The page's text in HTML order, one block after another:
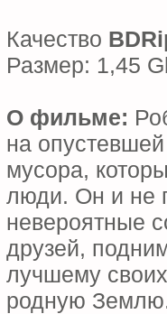
Качество
Размер: 1,45
О фильме:
на
мусора,
люди. Он и не
невероятные
друзей,
лучшему
родную